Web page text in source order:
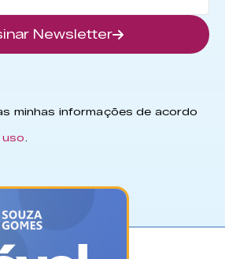
Newsletter
minhas informações de acordo
uso.